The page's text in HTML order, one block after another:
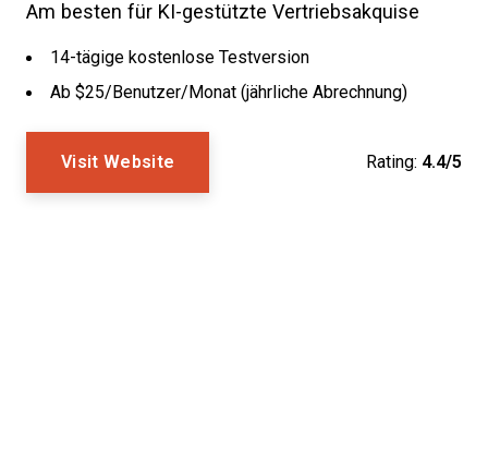
Am besten für KI-gestützte Vertriebsakquise
14-tägige kostenlose Testversion
Ab $25/Benutzer/Monat (jährliche Abrechnung)
Visit Website Rating: 4.4/5